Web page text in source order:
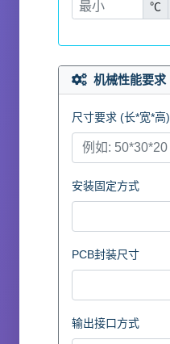
℃
机械性能要求
尺寸要求 (长*宽*高)
安装固定方式
PCB封装尺寸
输出接口方式